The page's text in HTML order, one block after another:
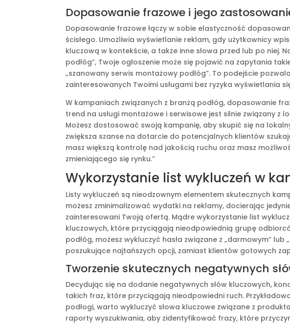
Dopasowanie frazowe i jego
Dopasowanie frazowe łączy w sobie elastyczność
ścisłego. Umożliwia wyświetlanie reklam, gdy użytkownicy
kluczową w kontekście, a także inne słowa przed lub po niej.
podłóg”, Twoje ogłoszenie może się pojawić na zapytania
„szanowany serwis montażowy podłóg”. To podejście
zainteresowanych Twoimi usługami bez ryzyka wyświetlania
W kampaniach związanych z branżą podłóg, dopasowanie
trend na usługi montażowe i serwisowe jest silnie związany z
Możesz dostosować swoją kampanię, aby skupić się na
zwiększa szanse na dotarcie do potencjalnych klientów
masz większą kontrolę nad jakością ruchu oraz masz
zmieniającego się rynku.”
Wykorzystanie list wykluczeń w
Listy wykluczeń są nieodzownym elementem skutecznych
możesz zminimalizować wydatki na reklamy, docierając
zainteresowani Twoją ofertą. Mądre wykorzystanie list
kluczowych, które przyciągają nieodpowiednią grupę
podłóg, możesz wykluczyć hasła związane z „darmowym”
poszukujące najtańszych opcji, zamiast klientów gotowych
Tworzenie skutecznych negatywnych
Decydując się na dodanie negatywnych słów kluczowych,
takich fraz, które przyciągają nieodpowiedni ruch.
podłogi, warto wykluczyć słowa kluczowe związane z
raporty wyszukiwania, aby zidentyfikować frazy, które